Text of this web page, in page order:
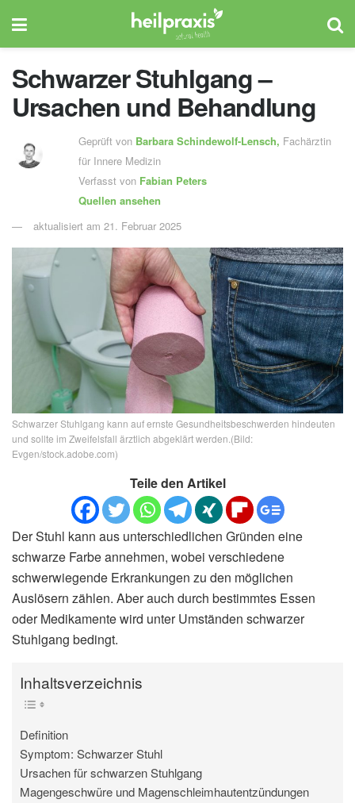
Schwarzer Stuhlgang –
Ursachen und Behandlung
Geprüft von Barbara Schindewolf-Lensch, Fachärztin
für Innere Medizin
Verfasst von Fabian Peters
Quellen ansehen
aktualisiert am 21. Februar 2025
Schwarzer Stuhlgang kann auf ernste Gesundheitsbeschwerden hindeuten
und sollte im Zweifelsfall ärztlich abgeklärt werden.(Bild:
Evgen/stock.adobe.com)
Teile den Artikel
Der Stuhl kann aus unterschiedlichen Gründen eine
schwarze Farbe annehmen, wobei verschiedene
schwerwiegende Erkrankungen zu den möglichen
Auslösern zählen. Aber auch durch bestimmtes Essen
oder Medikamente wird unter Umständen schwarzer
Stuhlgang bedingt.
Inhaltsverzeichnis
Definition
Symptom: Schwarzer Stuhl
Ursachen für schwarzen Stuhlgang
Magengeschwüre und Magenschleimhautentzündungen